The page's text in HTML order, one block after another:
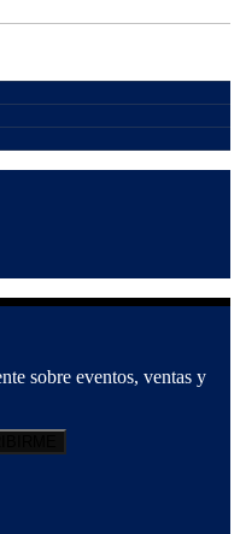
sobre eventos, ventas y